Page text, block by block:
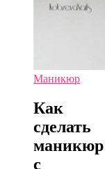
Маникюр
Как
сделать
маникюр
с